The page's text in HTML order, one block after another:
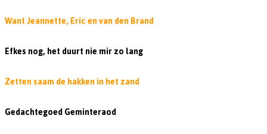
Want Jeannette, Eric en van den Brand
Efkes nog, het duurt nie mir zo lang
Zetten saam de hakken in het zand
Gedachtegoed Geminteraod